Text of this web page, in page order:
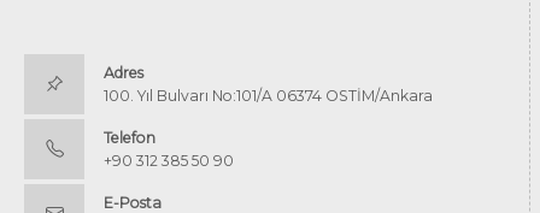
Adres
100. Yıl Bulvarı No:101/A 06374 OSTİM/Ankara
Telefon
+90 312 385 50 90
E-Posta